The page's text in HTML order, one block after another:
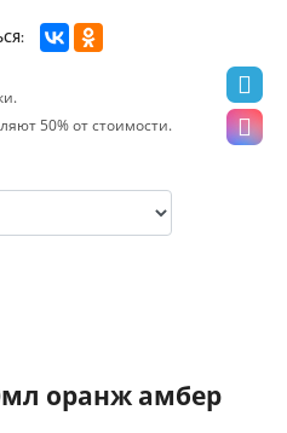
оранж амбер
50% от стоимости.